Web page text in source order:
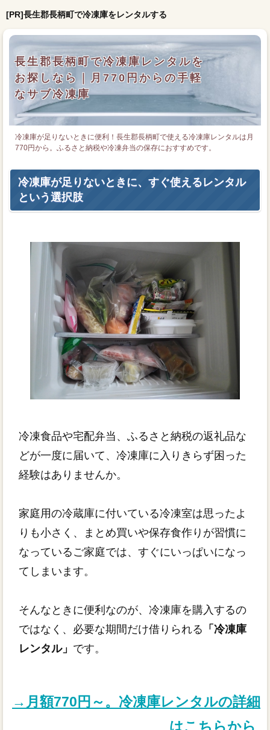
[PR]長生郡長柄町で冷凍庫をレンタルする
長生郡長柄町で冷凍庫レンタルを
お探しなら｜月770円からの手軽
なサブ冷凍庫
冷凍庫が足りないときに便利！長生郡長柄町で使える冷凍庫レンタルは月
770円から。ふるさと納税や冷凍弁当の保存におすすめです。
冷凍庫が足りないときに、すぐ使えるレンタル
という選択肢
冷凍食品や宅配弁当、ふるさと納税の返礼品な
どが一度に届いて、冷凍庫に入りきらず困った
経験はありませんか。
家庭用の冷蔵庫に付いている冷凍室は思ったよ
りも小さく、まとめ買いや保存食作りが習慣に
なっているご家庭では、すぐにいっぱいになっ
てしまいます。
そんなときに便利なのが、冷凍庫を購入するの
ではなく、必要な期間だけ借りられる 「冷凍庫
レンタル」 です。
→月額770円～。冷凍庫レンタルの詳細
はこちらから